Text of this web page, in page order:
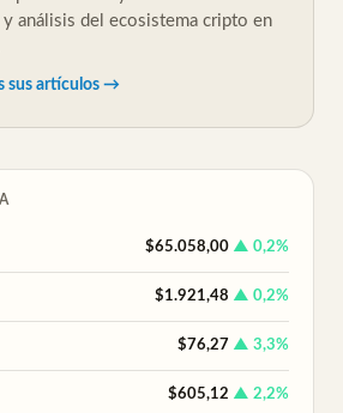
y análisis del ecosistema cripto en
sus artículos →
$65.058,00 ▲ 0,2%
$1.921,48 ▲ 0,2%
$76,27 ▲ 3,3%
$605,12 ▲ 2,2%